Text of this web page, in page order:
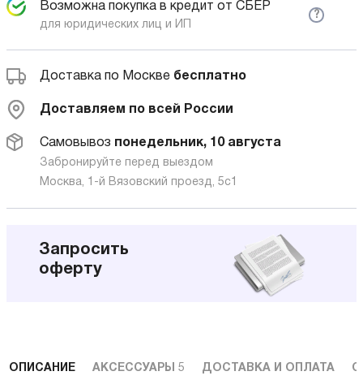
Возможна покупка в кредит от СБЕР
для юридических лиц и ИП
?
Доставка по Москве бесплатно
Доставляем по всей России
Самовывоз понедельник, 10 августа
Забронируйте перед выездом
Москва, 1-й Вязовский проезд, 5с1
Запросить
оферту
ОПИСАНИЕ АКСЕССУАРЫ 5 ДОСТАВКА И ОПЛАТА